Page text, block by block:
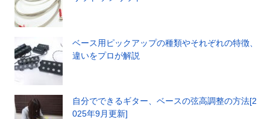
ベース用ピックアップの種類やそれぞれの特徴、
違いをプロが解説
自分でできるギター、ベースの弦高調整の方法[2
025年9月更新]